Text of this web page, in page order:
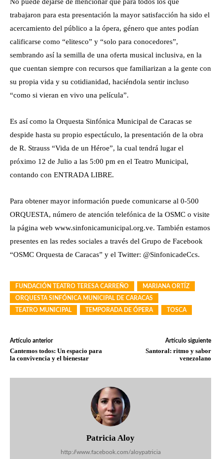
No puede dejarse de mencionar que para todos los que
trabajaron para esta presentación la mayor satisfacción ha sido el
acercamiento del público a la ópera, género que antes podían
calificarse como “elitesco” y “solo para conocedores”,
sembrando así la semilla de una oferta musical inclusiva, en la
que cuentan siempre con recursos que familiarizan a la gente con
su propia vida y su cotidianidad, haciéndola sentir incluso
“como si vieran en vivo una película”.
Es así como la Orquesta Sinfónica Municipal de Caracas se
despide hasta su propio espectáculo, la presentación de la obra
de R. Strauss “Vida de un Héroe”, la cual tendrá lugar el
próximo 12 de Julio a las 5:00 pm en el Teatro Municipal,
contando con ENTRADA LIBRE.
Para obtener mayor información puede comunicarse al 0-500
ORQUESTA, número de atención telefónica de la OSMC o visite
la página web www.sinfonicamunicipal.org.ve. También estamos
presentes en las redes sociales a través del Grupo de Facebook
“OSMC Orquesta de Caracas” y el Twitter: @SinfonicadeCcs.
FUNDACIÓN TEATRO TERESA CARREÑO
MARIANA ORTÍZ
ORQUESTA SINFÓNICA MUNICIPAL DE CARACAS
TEATRO MUNICIPAL
TEMPORADA DE ÓPERA TOSCA
Artículo anterior
Cantemos todos: Un espacio para
la convivencia y el bienestar
Artículo siguiente
Santoral: ritmo y sabor
venezolano
Patricia Aloy
http://www.facebook.com/aloypatricia